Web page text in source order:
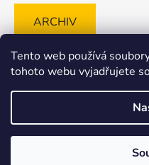
Tento web používá
tohoto webu vyjadřujete
ARCHIV
Způsob